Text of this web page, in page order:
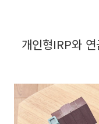
개인형IRP와